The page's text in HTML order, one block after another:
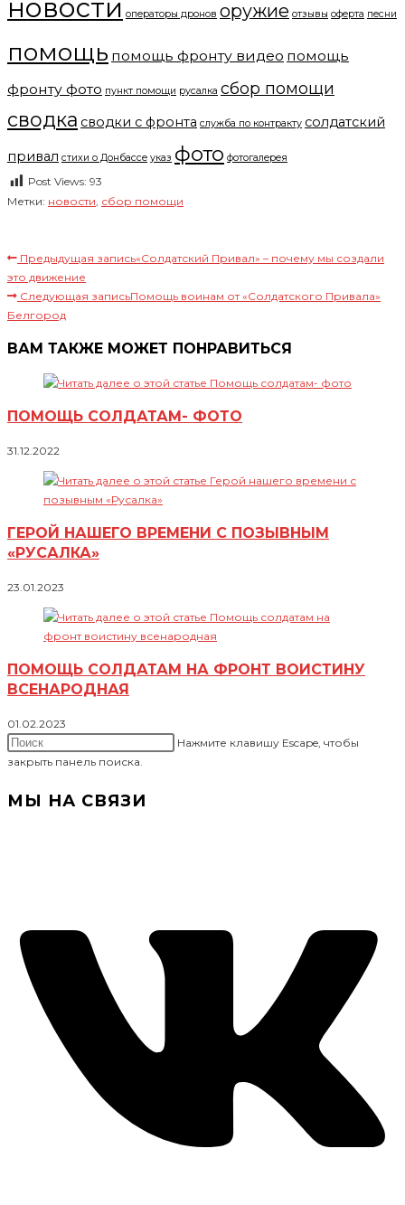
новости операторы дронов оружие отзывы оферта песни
помощь помощь фронту видео помощь
фронту фото пункт помощи русалка сбор помощи
сводка сводки с фронта служба по контракту солдатский
привал стихи о Донбассе указ фото фотогалерея
Post Views: 93
Метки: новости, сбор помощи
Предыдущая запись«Солдатский Привал» – почему мы создали
это движение
Следующая записьПомощь воинам от «Солдатского Привала»
Белгород
ВАМ ТАКЖЕ МОЖЕТ ПОНРАВИТЬСЯ
ПОМОЩЬ СОЛДАТАМ- ФОТО
31.12.2022
ГЕРОЙ НАШЕГО ВРЕМЕНИ С ПОЗЫВНЫМ
«РУСАЛКА»
23.01.2023
ПОМОЩЬ СОЛДАТАМ НА ФРОНТ ВОИСТИНУ
ВСЕНАРОДНАЯ
01.02.2023
Нажмите клавишу Escape, чтобы
закрыть панель поиска.
МЫ НА СВЯЗИ